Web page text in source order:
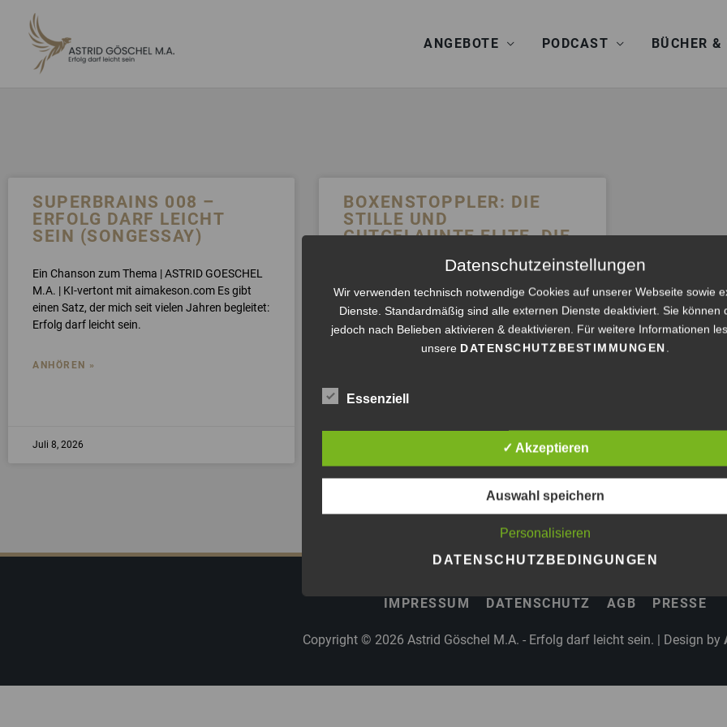
INHALT
SPRINGEN
ANGEBOTE PODCAST BÜCHER
SUPERBRAINS 008 –
ERFOLG DARF LEICHT
SEIN (SONGESSAY)
Ein Chanson zum Thema | ASTRID GOESCHEL
M.A. | KI-vertont mit aimakeson.com Es gibt
einen Satz, der mich seit vielen Jahren begleitet:
Erfolg darf leicht sein.
ANHÖREN »
Juli 8, 2026
BOXENSTOPPLER: DIE
STILLE UND
GUTGELAUNTE ELITE, DIE
DIE WELT WIEDER INS LOT
BRINGT (SONGESSAY)
Ein Chanson, eine Haltung, ein Hebel. | ASTRID
GOESCHEL M.A. | KI-vertont mit
aimakeson.com Es gibt eine Sorte Mensch,
ANHÖREN »
IMPRESSUM DATENSCHUTZ AGB PRESSE
Copyright © 2026 Astrid Göschel M.A. - Erfolg darf leicht sein. | Design by
Datenschutzeinstellungen
Wir verwenden technisch notwendige Cookies auf unserer Webseite sowie
Dienste. Standardmäßig sind alle externen Dienste deaktiviert. Sie können
jedoch nach Belieben aktivieren & deaktivieren. Für weitere Informationen
unsere DATENSCHUTZBESTIMMUNGEN.
Essenziell
✓ Akzeptieren
Auswahl speichern
Personalisieren
DATENSCHUTZBEDINGUNGEN